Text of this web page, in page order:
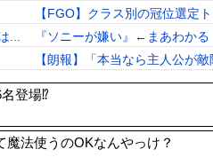
...
...
【FGO】クラス別の冠位選定
『ソニーが嫌い』←まあわか
【朗報】「本当なら主人公が
ハンターハンター第一王子ベ
【命題】ZZガンダムをリメイ
【朗報】『8番出口』金ローで
【朗報】Twitter(X)、転載やヘイ
登場⁉
魔法使うのOKなんやっけ？